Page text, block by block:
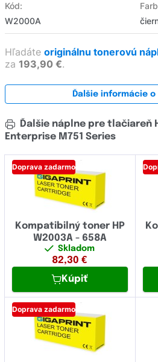
Kód:
W2000A
Hľadáte originálnu tonerovú
za 193,90 €.
Ďalšie informácie
Ďalšie náplne pre tlačiareň
Enterprise M751 Series
Doprava zadarmo
Kompatibilný toner HP
W2003A - 658A
Skladom
82,30 €
Kúpiť
Doprava zadarmo